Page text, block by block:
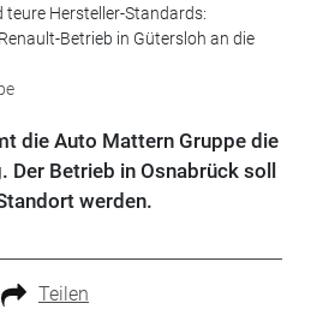
Hersteller-Standards:
Betrieb in Gütersloh an die
die Auto Mattern Gruppe die
Betrieb in Osnabrück soll
werden.
Teilen